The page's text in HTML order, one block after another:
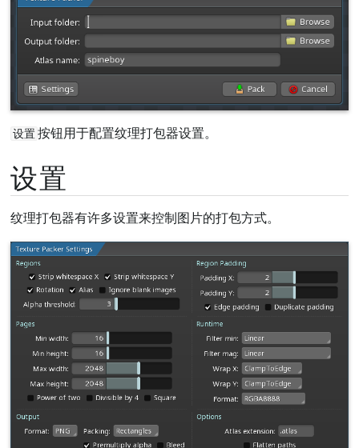
设置 按钮用于配置纹理打包器设置。
设置
纹理打包器有许多设置来控制图片的打包方式。